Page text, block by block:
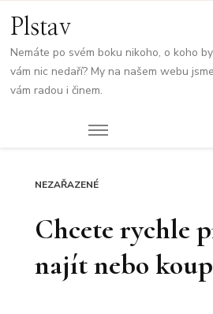
Plstav
Nemáte po svém boku nikoho, o koho
vám nic nedaří? My na našem webu
vám radou i činem.
NEZAŘAZENÉ
Chcete rychle
najít nebo